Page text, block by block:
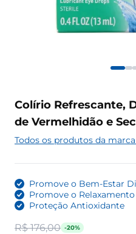
Colírio Refrescante,
de Vermelhidão e
Todos os produtos da
Promove o Bem-Estar
Promove o
Proteção Antioxidante
R$ 176,00 -20%